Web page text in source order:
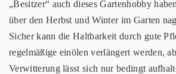
„Besitzer“ auch dieses Gartenhobby
über den Herbst und Winter im Garten
Sicher kann die Haltbarkeit durch gute
regelmäßige einölen verlängert werden,
Verwitterung lässt sich nur bedingt